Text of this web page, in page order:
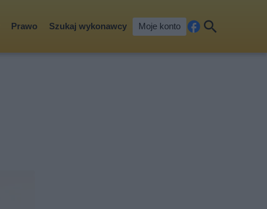
Prawo Szukaj wykonawcy Moje konto
cebkaj